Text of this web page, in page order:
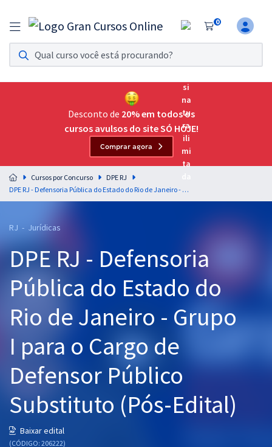
0
Assinatura Ilimitada 11
Acesso a todos os cursos. Teste grátis por 7 dias!
Assinatura OAB Até Passar
Acesso ilimitado a toda preparação para o Exame da
Residências Multiprofissionais
Preparação completa e intensiva para as principais
residências em saúde do Brasil
Cursos 20% OFF
Pós
Graduação
OAB
Mentorias
Questões grátis
Desconto de 20% em todos os
cursos avulsos do site SÓ HOJE!
Comprar agora
Cursos por Concurso
DPE RJ
DPE RJ - Defensoria Pública do Estado do Rio de Janeiro - Grupo I para o Cargo de Defensor Público Substituto (Pós-Edital)
RJ - Jurídicas
DPE RJ - Defensoria
Pública do Estado do
Rio de Janeiro - Grupo
I para o Cargo de
Defensor Público
Substituto (Pós-Edital)
Baixar edital
(CÓDIGO: 206222)